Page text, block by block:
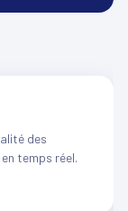
des
temps réel.